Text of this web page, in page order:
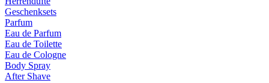
Geschenksets
Parfum
Eau de Parfum
Eau de Toilette
Eau de Cologne
Body Spray
After Shave